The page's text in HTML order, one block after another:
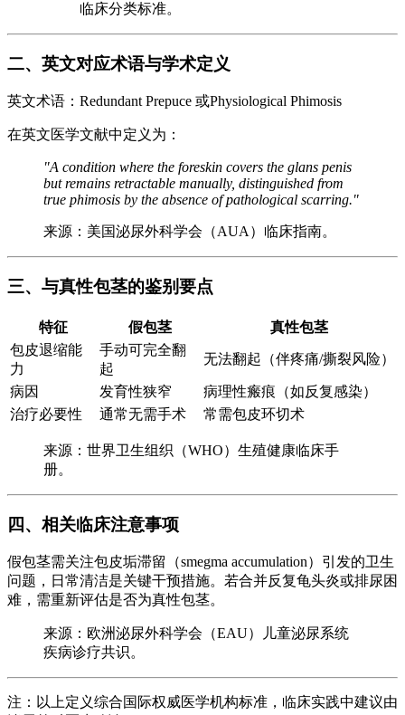
临床分类标准。
二、英文对应术语与学术定义
英文术语：Redundant Prepuce 或Physiological Phimosis
在英文医学文献中定义为：
"A condition where the foreskin covers the glans penis
but remains retractable manually, distinguished from
true phimosis by the absence of pathological scarring."
来源：美国泌尿外科学会（AUA）临床指南。
三、与真性包茎的鉴别要点
特征 假包茎
真性包茎
包皮退缩能
力
手动可完全翻
起
无法翻起（伴疼痛/撕裂风险）
病因 发育性狭窄
病理性瘢痕（如反复感染）
治疗必要性
通常无需手术 常需包皮环切术
来源：世界卫生组织（WHO）生殖健康临床手
册。
四、相关临床注意事项
假包茎需关注包皮垢滞留（smegma accumulation）引发的卫生
问题，日常清洁是关键干预措施。若合并反复龟头炎或排尿困
难，需重新评估是否为真性包茎。
来源：欧洲泌尿外科学会（EAU）儿童泌尿系统
疾病诊疗共识。
注：以上定义综合国际权威医学机构标准，临床实践中建议由